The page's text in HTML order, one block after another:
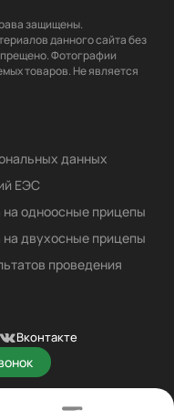
защищены.
данного сайта без
Фотографии
товаров. Не является
данных
ЕЭС
одноосные прицепы
двухосные прицепы
проведения
Вконтакте